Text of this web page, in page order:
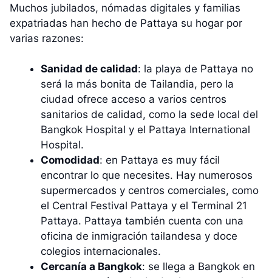
Muchos jubilados, nómadas digitales y familias
expatriadas han hecho de Pattaya su hogar por
varias razones:
Sanidad de calidad: la playa de Pattaya no
será la más bonita de Tailandia, pero la
ciudad ofrece acceso a varios centros
sanitarios de calidad, como la sede local del
Bangkok Hospital y el Pattaya International
Hospital.
Comodidad: en Pattaya es muy fácil
encontrar lo que necesites. Hay numerosos
supermercados y centros comerciales, como
el Central Festival Pattaya y el Terminal 21
Pattaya. Pattaya también cuenta con una
oficina de inmigración tailandesa y doce
colegios internacionales.
Cercanía a Bangkok: se llega a Bangkok en